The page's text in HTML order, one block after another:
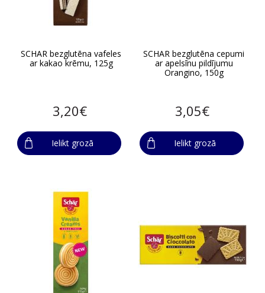
SCHAR bezglutēna vafeles
ar kakao krēmu, 125g
3,20€
Ielikt grozā
SCHAR bezglutēna cepumi
ar apelsīnu pildījumu
Orangino, 150g
3,05€
Ielikt grozā